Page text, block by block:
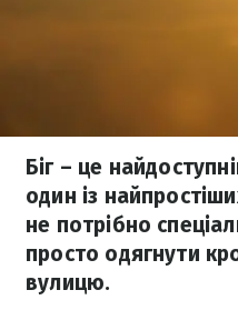
Біг – це
один із
не потрібно
просто одягнути
вулицю.